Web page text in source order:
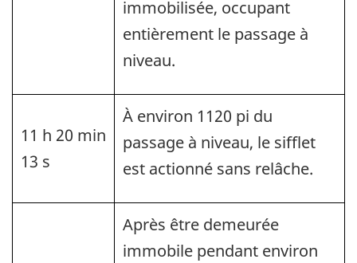
immobilisée, occupant
entièrement le passage à
niveau.
11 h 20 min
13 s
À environ 1120 pi du
passage à niveau, le sifflet
est actionné sans relâche.
Après être demeurée
immobile pendant environ